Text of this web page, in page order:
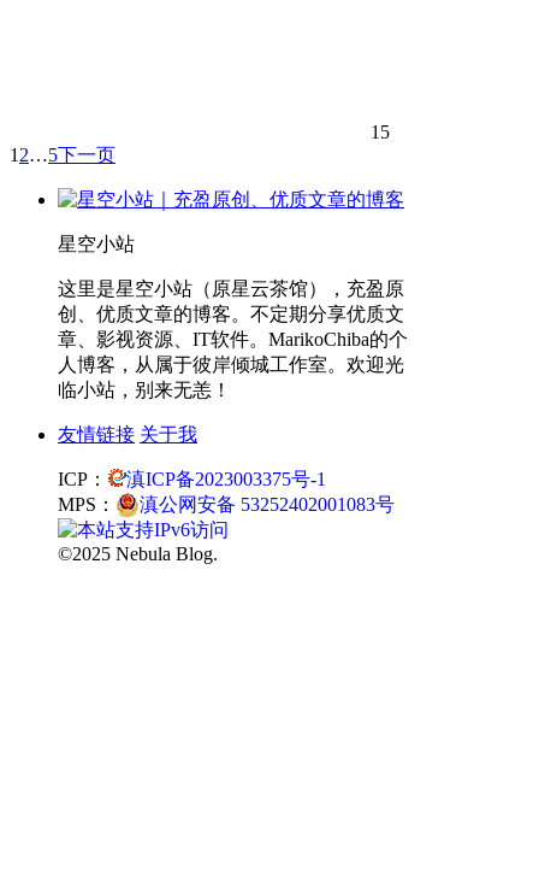
15
1 2…5下一页
星空小站
这里是星空小站（原星云茶馆），充盈原
创、优质文章的博客。不定期分享优质文
章、影视资源、IT软件。MarikoChiba的个
人博客，从属于彼岸倾城工作室。欢迎光
临小站，别来无恙！
友情链接 关于我
ICP：
滇ICP备2023003375号-1
MPS：
滇公网安备 53252402001083号
©2025 Nebula Blog.